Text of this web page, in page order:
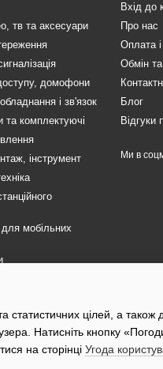
тв та аксесуари
домофони
і зв'язок
та комплектуючі
інструмент
мобільних
Вхід до
Про нас
Оплата
Обмін
Блог
Відгуки
Ми в
цілей, а також
Натисніть кнопку
на сторінці Угода